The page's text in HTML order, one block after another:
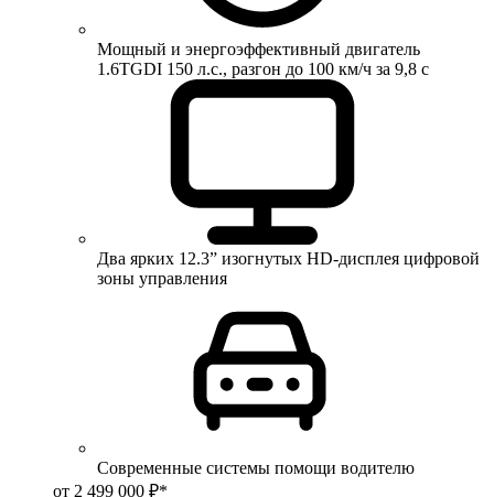
Мощный и энергоэффективный двигатель
1.6TGDI 150 л.с., разгон до 100 км/ч за 9,8 с
Два ярких 12.3” изогнутых HD-дисплея цифровой
зоны управления
Современные системы помощи водителю
от 2 499 000 ₽*